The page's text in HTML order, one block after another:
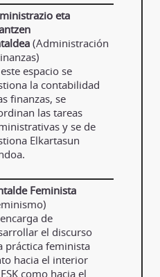
eta
(Administración
espacio se
la contabilidad
finanzas, se
las tareas
y se de
Elkartasun
Feminista
de
el discurso
práctica feminista
hacia el interior
como hacia el